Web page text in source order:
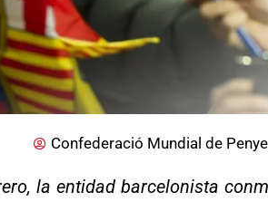
Confederació Mundial de
la entidad barcelonista